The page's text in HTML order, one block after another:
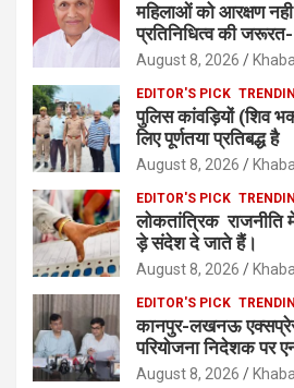
महिलाओं को आरक्षण
प्रतिनिधित्व की जरूरत-
August 8, 2026
EDITOR'S PICK
पुलिस कांवड़ियों (शिव
लिए पूर्णतया प्रतिबद्ध है
August 8, 2026
EDITOR'S PICK
लोकतांत्रिक राजनीति
ड़े संदेश दे जाते हैं।
August 8, 2026
EDITOR'S PICK
कानपुर-लखनऊ
परियोजना निदेशक पर
August 8, 2026